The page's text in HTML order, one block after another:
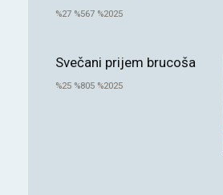
%27 %567 %2025
Svečani prijem brucoša
%25 %805 %2025